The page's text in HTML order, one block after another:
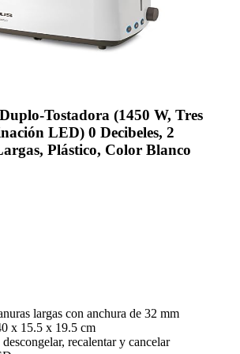
Tostadora (1450 W, Tres
LED) 0 Decibeles, 2
Plástico, Color Blanco
largas con anchura de 32 mm
x 15.5 x 19.5 cm
recalentar y cancelar